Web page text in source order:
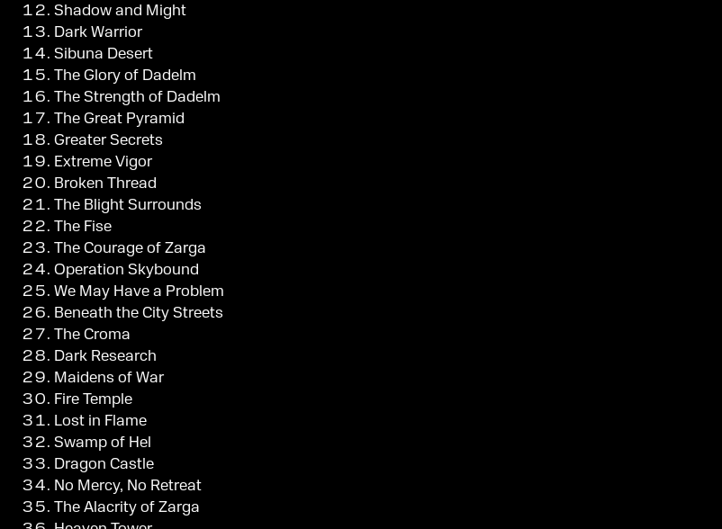
Shadow and Might
Dark Warrior
Sibuna Desert
The Glory of Dadelm
The Strength of Dadelm
The Great Pyramid
Greater Secrets
Extreme Vigor
Broken Thread
The Blight Surrounds
The Fise
The Courage of Zarga
Operation Skybound
We May Have a Problem
Beneath the City Streets
The Croma
Dark Research
Maidens of War
Fire Temple
Lost in Flame
Swamp of Hel
Dragon Castle
No Mercy, No Retreat
The Alacrity of Zarga